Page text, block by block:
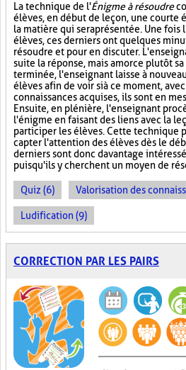
La technique de l'Énigme à résoudre
élèves, en début de leçon, une courte
la matière qui sera présentée. Une
élèves, ces derniers ont quelques
résoudre et pour en discuter.
suite la réponse, mais amorce plutôt
terminée, l'enseignant laisse à
élèves afin de voir si à ce moment,
connaissances acquises, ils sont en
Ensuite, en plénière, l'enseignant
l'énigme en faisant des liens avec la
participer les élèves. Cette technique
capter l'attention des élèves dès le
derniers sont donc davantage
puisqu'ils y cherchent un moyen de
Quiz (6) Valorisation des
Ludification (9)
CORRECTION PAR LES PAIRS